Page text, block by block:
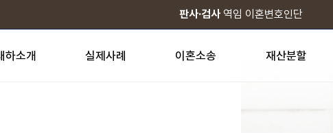
판사·검사 역임 이혼변호인단
서울·수원·인천·천안·안산·제주24H 상담가능
판사·검사 역임 이혼변호인단
서울·수원·인천·천안·안산·제주24H 상담가능
하소개 실제사례 이혼소송 재산분할